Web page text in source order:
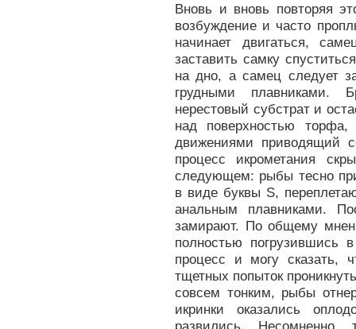
Вновь и вновь повторяя
возбуждение и часто
начинает двигаться,
заставить самку
на дно, а самец следует
грудными плавниками.
нерестовый субстрат и
над поверхностью торфа,
движениями приводящий
процесс икрометания
следующем: рыбы тесно
в виде буквы S,
анальным плавниками.
замирают. По общему
полностью погрузившись
процесс и могу сказать,
тщетных попыток
совсем тонким, рыбы
икринки оказались
развились.